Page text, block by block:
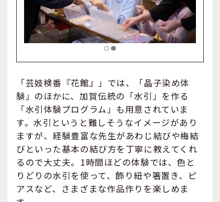
「芸妓検番『花館』」では、「晶子染め体
験」のほかに、加賀伝統の「水引」を作る
「水引体験プログラム」も用意されていま
す。水引というと難しそうなイメージがあり
ますが、経験豊富な先生があわじ結びや梅結
びといった基本の結び方を丁寧に教えてくれ
るので大丈夫。1時間ほどの体験では、色と
りどりの水引を使って、飾り紐や箸置き、ピ
アスなど、さまざまな作品作りを楽しめま